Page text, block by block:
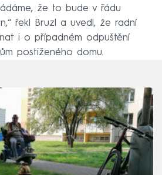
že to bude v řádu
řekl Bruzl a uvedl, že radní
i o případném odpuštění
postiženého domu.